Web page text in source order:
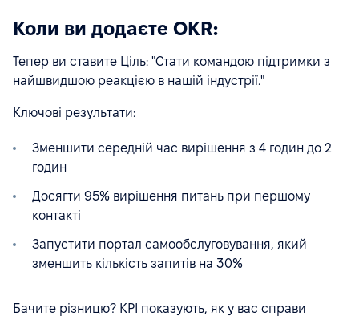
Коли ви додаєте OKR:
Тепер ви ставите Ціль: "Стати командою підтримки з
найшвидшою реакцією в нашій індустрії."
Ключові результати:
Зменшити середній час вирішення з 4 годин до 2
годин
Досягти 95% вирішення питань при першому
контакті
Запустити портал самообслуговування, який
зменшить кількість запитів на 30%
Бачите різницю? KPI показують, як у вас справи